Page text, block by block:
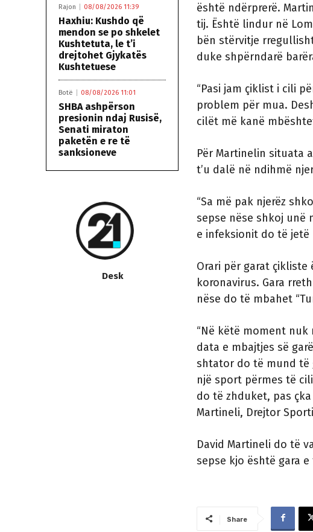
Rajon 08/08/2026 11:39
Haxhiu: Kushdo që
mendon se po shkelet
Kushtetuta, le t’i
drejtohet Gjykatës
Kushtetuese
Botë 08/08/2026 11:01
SHBA ashpërson
presionin ndaj Rusisë,
Senati miraton
paketën e re të
sanksioneve
Desk
është ndërprerë.
tij. Është lindur në
bën stërvitje
duke shpërndarë
“Pasi jam çiklist i cili
problem për mua.
cilët më kanë
Për Martinelin situata
t’u dalë në ndihmë
“Sa më pak njerëz
sepse nëse shkoj unë
e infeksionit do të jetë
Orari për garat
koronavirus. Gara
nëse do të mbahet
“Në këtë moment
data e mbajtjes së
shtator do të mund të
një sport përmes të
do të zhduket, pas
Martineli, Drejtor
David Martineli do të
sepse kjo është gara
Share